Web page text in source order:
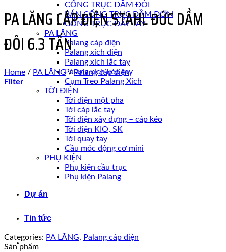
CỔNG TRỤC DẦM ĐÔI
BÁN CỔNG TRỤC DẦM ĐƠN
CỔNG TRỤC ĐẨY TAY
PA LĂNG
Palang cáp điện
Palang xích điện
Palang xích lắc tay
Palang xích kéo tay
Cụm Treo Palang Xích
TỜI ĐIỆN
Tời điện một pha
Tời cáp lắc tay
Tời điện xây dựng – cáp kéo
Tời điện KIO, SK
Tời quay tay
Cầu móc động cơ mini
PHỤ KIỆN
Phụ kiện cầu trục
Phụ kiện Palang
Dự án
Tin tức
PA LĂNG CÁP ĐIỆN STAHL ĐỨC DẦM
ĐÔI 6.3 TẤN
Home / PA LĂNG / Palang cáp điện
Filter
Categories: PA LĂNG, Palang cáp điện
Sản phẩm